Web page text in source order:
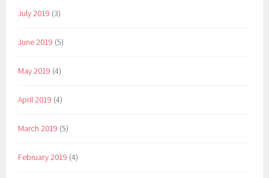
July 2019 (3)
June 2019 (5)
May 2019 (4)
April 2019 (4)
March 2019 (5)
February 2019 (4)